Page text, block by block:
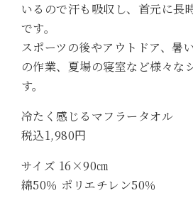
いるので汗も吸収し、首元に長
です。
スポーツの後やアウトドア、暑
の作業、夏場の寝室など様々な
す。
冷たく感じるマフラータオル
税込1,980円
サイズ 16×90㎝
綿50％ ポリエチレン50％